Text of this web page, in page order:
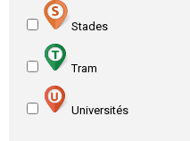
Stades
Tram
Universités